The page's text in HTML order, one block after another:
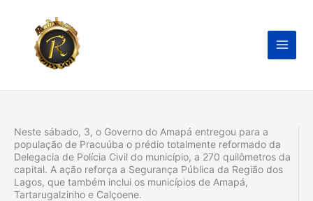
conteúdo
Neste sábado, 3, o Governo do Amapá entregou para a
população de Pracuúba o prédio totalmente reformado da
Delegacia de Polícia Civil do município, a 270 quilômetros da
capital. A ação reforça a Segurança Pública da Região dos
Lagos, que também inclui os municípios de Amapá,
Tartarugalzinho e Calçoene.